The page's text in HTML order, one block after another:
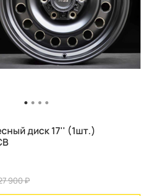
диск 17'' (1шт.)
900 ₽